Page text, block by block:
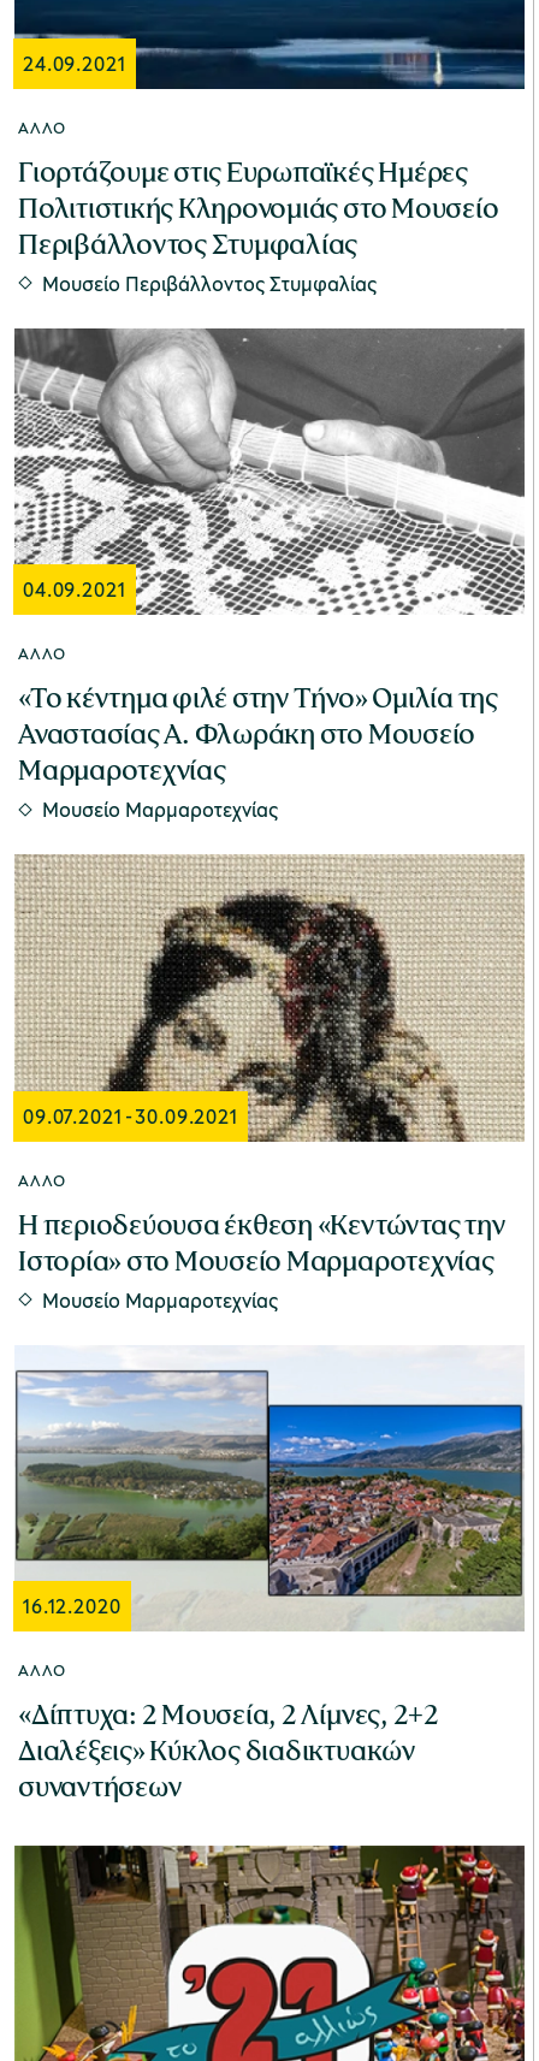
24.09.2021
ΆΛΛΟ
Γιορτάζουμε στις Ευρωπαϊκές Ημέρες
Πολιτιστικής Κληρονομιάς στο Μουσείο
Περιβάλλοντος Στυμφαλίας
Μουσείο Περιβάλλοντος Στυμφαλίας
04.09.2021
ΆΛΛΟ
«Το κέντημα φιλέ στην Τήνο» Ομιλία της
Αναστασίας Α. Φλωράκη στο Μουσείο
Μαρμαροτεχνίας
Μουσείο Μαρμαροτεχνίας
09.07.2021 -30.09.2021
ΆΛΛΟ
Η περιοδεύουσα έκθεση «Κεντώντας την
Ιστορία» στο Μουσείο Μαρμαροτεχνίας
Μουσείο Μαρμαροτεχνίας
16.12.2020
ΆΛΛΟ
«Δίπτυχα: 2 Μουσεία, 2 Λίμνες, 2+2
Διαλέξεις» Κύκλος διαδικτυακών
συναντήσεων